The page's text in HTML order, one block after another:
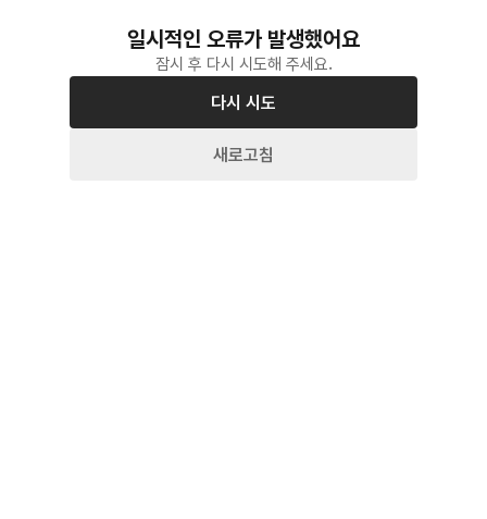
일시적인 오류가 발생했어요
잠시 후 다시 시도해 주세요.
다시 시도
새로고침